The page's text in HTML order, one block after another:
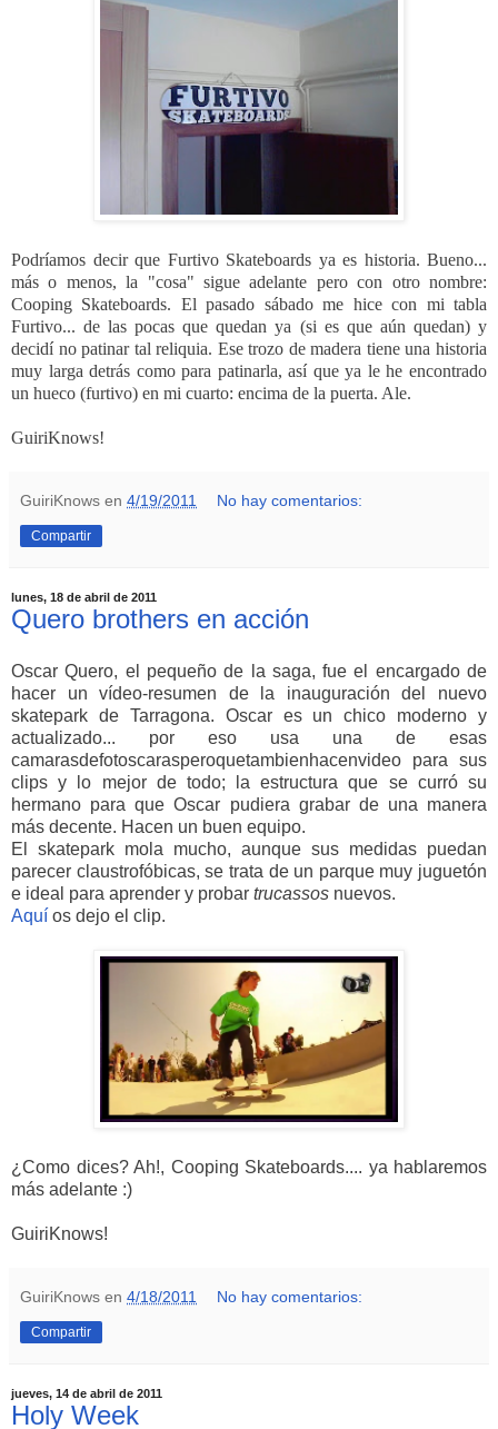
Podríamos decir que Furtivo Skateboards ya es historia. Bueno...
más o menos, la "cosa" sigue adelante pero con otro nombre:
Cooping Skateboards. El pasado sábado me hice con mi tabla
Furtivo... de las pocas que quedan ya (si es que aún quedan) y
decidí no patinar tal reliquia. Ese trozo de madera tiene una historia
muy larga detrás como para patinarla, así que ya le he encontrado
un hueco (furtivo) en mi cuarto: encima de la puerta. Ale.
GuiriKnows!
GuiriKnows en 4/19/2011 No hay comentarios:
Compartir
lunes, 18 de abril de 2011
Quero brothers en acción
Oscar Quero, el pequeño de la saga, fue el encargado de
hacer un vídeo-resumen de la inauguración del nuevo
skatepark de Tarragona. Oscar es un chico moderno y
actualizado... por eso usa una de esas
camarasdefotoscarasperoquetambienhacenvideo para sus
clips y lo mejor de todo; la estructura que se curró su
hermano para que Oscar pudiera grabar de una manera
más decente. Hacen un buen equipo.
El skatepark mola mucho, aunque sus medidas puedan
parecer claustrofóbicas, se trata de un parque muy juguetón
e ideal para aprender y probar trucassos nuevos.
Aquí os dejo el clip.
¿Como dices? Ah!, Cooping Skateboards.... ya hablaremos
más adelante :)
GuiriKnows!
GuiriKnows en 4/18/2011 No hay comentarios:
Compartir
jueves, 14 de abril de 2011
Holy Week